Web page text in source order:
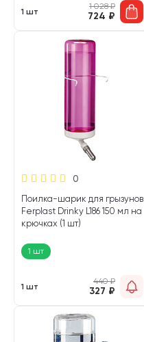
1 шт
1 028₽
724 ₽
0
Поилка-шарик для грызунов
Ferplast Drinky L186 150 мл на
крючках (1 шт)
1 шт
1 шт
440₽
327 ₽